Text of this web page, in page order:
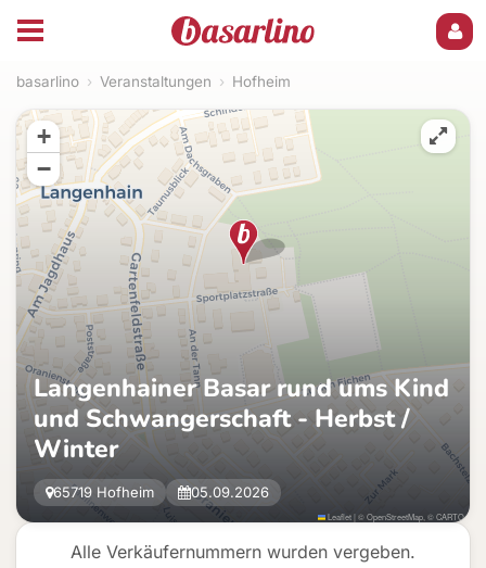
basarlino › Veranstaltungen › Hofheim
Alle Verkäufernummern wurden vergeben.
Langenhainer Basar rund ums Kind
und Schwangerschaft - Herbst /
Winter
65719 Hofheim 05.09.2026
+
−
Leaflet|©OpenStreetMap , ©CARTO